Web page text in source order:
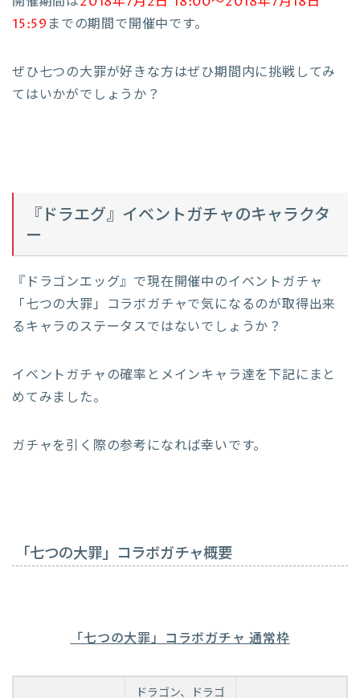
15:59 までの期間で開催中です。
ぜひ七つの大罪が好きな方はぜひ期間内に挑戦してみ
てはいかがでしょうか？
『ドラエグ』イベントガチャのキャラクタ
ー
『ドラゴンエッグ』で現在開催中のイベントガチャ
「七つの大罪」コラボガチャで気になるのが取得出来
るキャラのステータスではないでしょうか？
イベントガチャの確率とメインキャラ達を下記にまと
めてみました。
ガチャを引く際の参考になれば幸いです。
「七つの大罪」コラボガチャ概要
「七つの大罪」コラボガチャ 通常枠
ドラゴン、ドラゴ